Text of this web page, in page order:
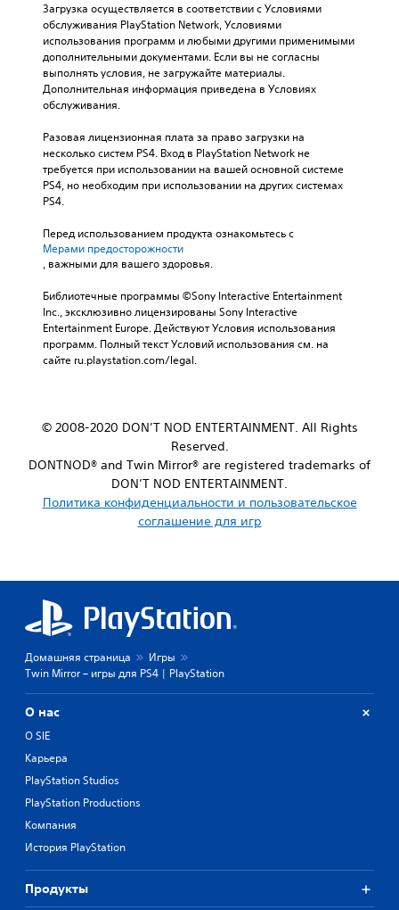
Загрузка осуществляется в соответствии с Условиями
обслуживания PlayStation Network, Условиями
использования программ и любыми другими применимыми
дополнительными документами. Если вы не согласны
выполнять условия, не загружайте материалы.
Дополнительная информация приведена в Условиях
обслуживания.
Разовая лицензионная плата за право загрузки на
несколько систем PS4. Вход в PlayStation Network не
требуется при использовании на вашей основной системе
PS4, но необходим при использовании на других системах
PS4.
Перед использованием продукта ознакомьтесь с
Мерами предосторожности
, важными для вашего здоровья.
Библиотечные программы ©Sony Interactive Entertainment
Inc., эксклюзивно лицензированы Sony Interactive
Entertainment Europe. Действуют Условия использования
программ. Полный текст Условий использования см. на
сайте ru.playstation.com/legal.
© 2008-2020 DON’T NOD ENTERTAINMENT. All Rights
Reserved.
DONTNOD® and Twin Mirror® are registered trademarks of
DON’T NOD ENTERTAINMENT.
Политика конфиденциальности и пользовательское
соглашение для игр
Домашняя страница
Игры
Twin Mirror – игры для PS4 | PlayStation
О нас
О SIE
Карьера
PlayStation Studios
PlayStation Productions
Компания
История PlayStation
Продукты